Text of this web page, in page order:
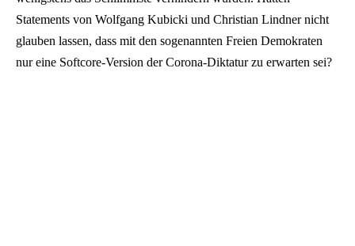
Statements von Wolfgang Kubicki und Christian Lindner nicht
glauben lassen, dass mit den sogenannten Freien Demokraten
nur eine Softcore-Version der Corona-Diktatur zu erwarten sei?